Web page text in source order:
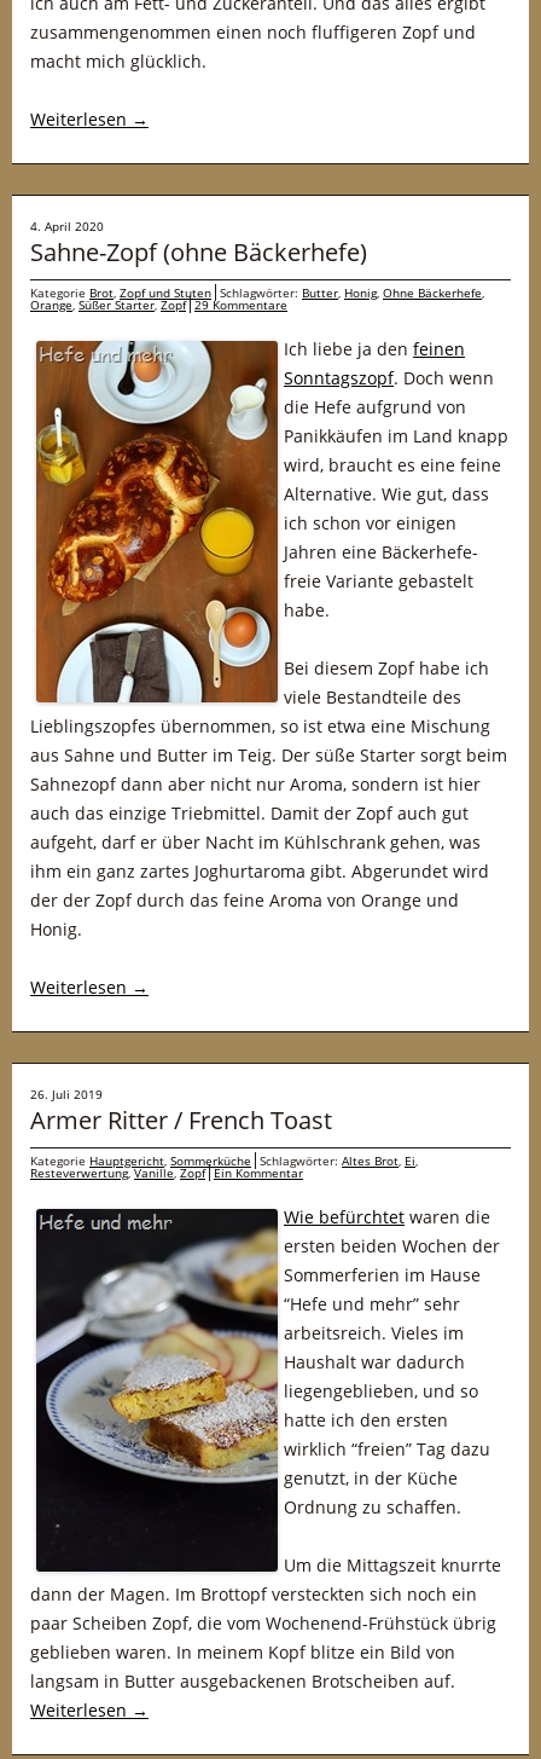
zusammengenommen einen noch fluffigeren Zopf und
macht mich glücklich.
Weiterlesen →
4. April 2020
Sahne-Zopf (ohne Bäckerhefe)
Kategorie Brot, Zopf und Stuten Schlagwörter: Butter, Honig, Ohne Bäckerhefe,
Orange, Süßer Starter,Zopf 29 Kommentare
Ich liebe ja den feinen
Sonntagszopf. Doch wenn
die Hefe aufgrund von
Panikkäufen im Land knapp
wird, braucht es eine feine
Alternative. Wie gut, dass
ich schon vor einigen
Jahren eine Bäckerhefe-
freie Variante gebastelt
habe.
Bei diesem Zopf habe ich
viele Bestandteile des
Lieblingszopfes übernommen, so ist etwa eine Mischung
aus Sahne und Butter im Teig. Der süße Starter sorgt beim
Sahnezopf dann aber nicht nur Aroma, sondern ist hier
auch das einzige Triebmittel. Damit der Zopf auch gut
aufgeht, darf er über Nacht im Kühlschrank gehen, was
ihm ein ganz zartes Joghurtaroma gibt. Abgerundet wird
der der Zopf durch das feine Aroma von Orange und
Honig.
Weiterlesen →
26. Juli 2019
Armer Ritter / French Toast
Kategorie Hauptgericht, Sommerküche Schlagwörter: Altes Brot, Ei,
Resteverwertung,Vanille,Zopf Ein Kommentar
Wie befürchtet waren die
ersten beiden Wochen der
Sommerferien im Hause
“Hefe und mehr” sehr
arbeitsreich. Vieles im
Haushalt war dadurch
liegengeblieben, und so
hatte ich den ersten
wirklich “freien” Tag dazu
genutzt, in der Küche
Ordnung zu schaffen.
Um die Mittagszeit knurrte
dann der Magen. Im Brottopf versteckten sich noch ein
paar Scheiben Zopf, die vom Wochenend-Frühstück übrig
geblieben waren. In meinem Kopf blitze ein Bild von
langsam in Butter ausgebackenen Brotscheiben auf.
Weiterlesen →